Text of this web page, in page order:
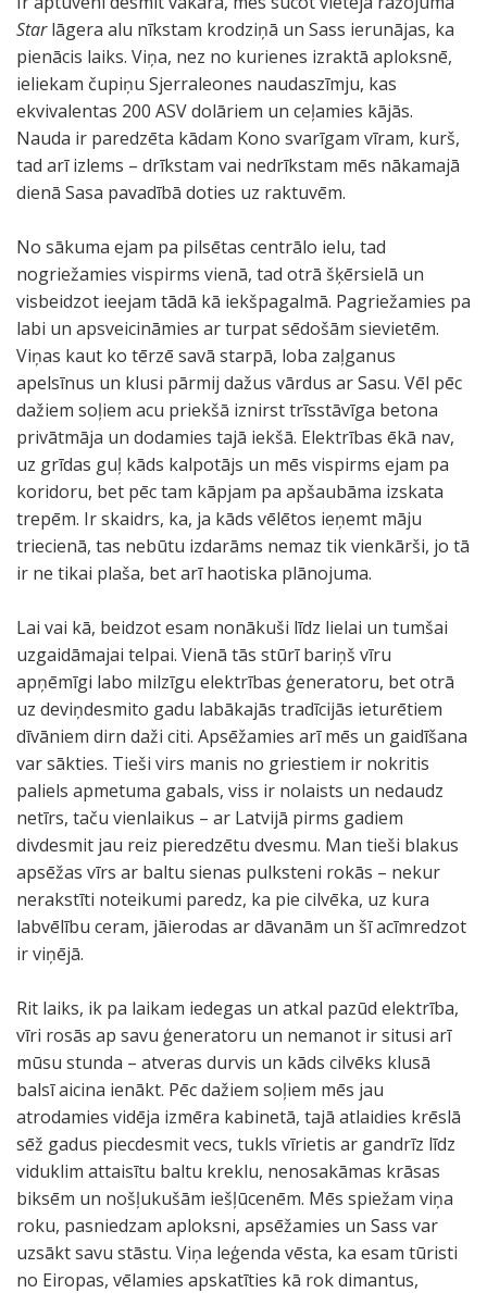
Starlāgera alu nīkstam krodziņā un Sass ierunājas, ka
pienācis laiks. Viņa, nez no kurienes izraktā aploksnē,
ieliekam čupiņu Sjerraleones naudaszīmju, kas
ekvivalentas 200 ASV dolāriem un ceļamies kājās.
Nauda ir paredzēta kādam Kono svarīgam vīram, kurš,
tad arī izlems – drīkstam vai nedrīkstam mēs nākamajā
dienā Sasa pavadībā doties uz raktuvēm.
No sākuma ejam pa pilsētas centrālo ielu, tad
nogriežamies vispirms vienā, tad otrā šķērsielā un
visbeidzot ieejam tādā kā iekšpagalmā. Pagriežamies pa
labi un apsveicināmies ar turpat sēdošām sievietēm.
Viņas kaut ko tērzē savā starpā, loba zaļganus
apelsīnus un klusi pārmij dažus vārdus ar Sasu. Vēl pēc
dažiem soļiem acu priekšā iznirst trīsstāvīga betona
privātmāja un dodamies tajā iekšā. Elektrības ēkā nav,
uz grīdas guļ kāds kalpotājs un mēs vispirms ejam pa
koridoru, bet pēc tam kāpjam pa apšaubāma izskata
trepēm. Ir skaidrs, ka, ja kāds vēlētos ieņemt māju
triecienā, tas nebūtu izdarāms nemaz tik vienkārši, jo tā
ir ne tikai plaša, bet arī haotiska plānojuma.
Lai vai kā, beidzot esam nonākuši līdz lielai un tumšai
uzgaidāmajai telpai. Vienā tās stūrī bariņš vīru
apņēmīgi labo milzīgu elektrības ģeneratoru, bet otrā
uz deviņdesmito gadu labākajās tradīcijās ieturētiem
dīvāniem dirn daži citi. Apsēžamies arī mēs un gaidīšana
var sākties. Tieši virs manis no griestiem ir nokritis
paliels apmetuma gabals, viss ir nolaists un nedaudz
netīrs, taču vienlaikus – ar Latvijā pirms gadiem
divdesmit jau reiz pieredzētu dvesmu. Man tieši blakus
apsēžas vīrs ar baltu sienas pulksteni rokās – nekur
nerakstīti noteikumi paredz, ka pie cilvēka, uz kura
labvēlību ceram, jāierodas ar dāvanām un šī acīmredzot
ir viņējā.
Rit laiks, ik pa laikam iedegas un atkal pazūd elektrība,
vīri rosās ap savu ģeneratoru un nemanot ir situsi arī
mūsu stunda – atveras durvis un kāds cilvēks klusā
balsī aicina ienākt. Pēc dažiem soļiem mēs jau
atrodamies vidēja izmēra kabinetā, tajā atlaidies krēslā
sēž gadus piecdesmit vecs, tukls vīrietis ar gandrīz līdz
viduklim attaisītu baltu kreklu, nenosakāmas krāsas
biksēm un nošļukušām iešļūcenēm. Mēs spiežam viņa
roku, pasniedzam aploksni, apsēžamies un Sass var
uzsākt savu stāstu. Viņa leģenda vēsta, ka esam tūristi
no Eiropas, vēlamies apskatīties kā rok dimantus,